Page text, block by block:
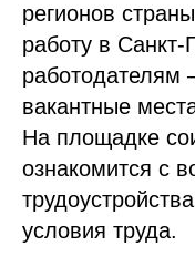
регионов
работу в Санкт-
работодателям
вакантные
На площадке
ознакомится с
условия труда.